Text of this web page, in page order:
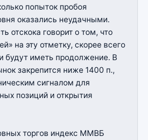
попыток пробоя
оказались неудачными.
отскока говорит о том, что
на эту отметку, скорее всего
будут иметь продолжение. В
закрепится ниже 1400 п.,
сигналом для
позиций и открытия
торгов индекс ММВБ